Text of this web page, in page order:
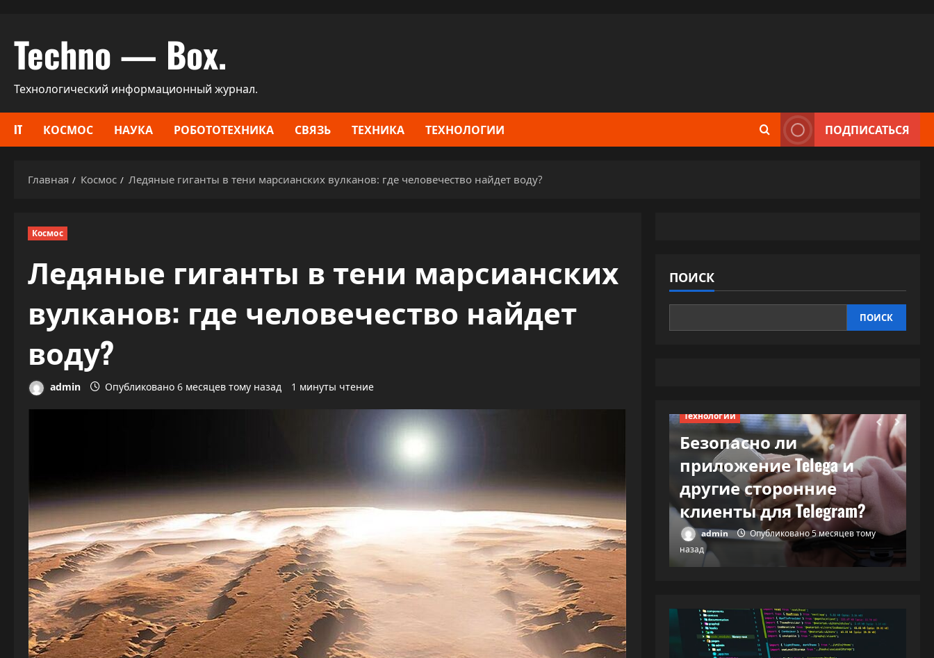
содержимому
Techno — Box.
Технологический информационный журнал.
IT КОСМОС НАУКА РОБОТОТЕХНИКА СВЯЗЬ ТЕХНИКА ТЕХНОЛОГИИ ПОДПИСАТЬСЯ
Главная Космос Ледяные гиганты в тени марсианских вулканов: где человечество найдет воду?
Космос
Ледяные гиганты в тени марсианских
вулканов: где человечество найдет
воду?
admin Опубликовано 6 месяцев тому назад 1 минуты чтение
ПОИСК
ПОИСК
Осторожно, вас
слушают мошенники и…
бывшие любовники
admin
Опубликовано 5 месяцев тому
назад
Технологии
Безопасно ли
приложение Telega и
другие сторонние
клиенты для Telegram?
admin
Опубликовано 5 месяцев тому
назад